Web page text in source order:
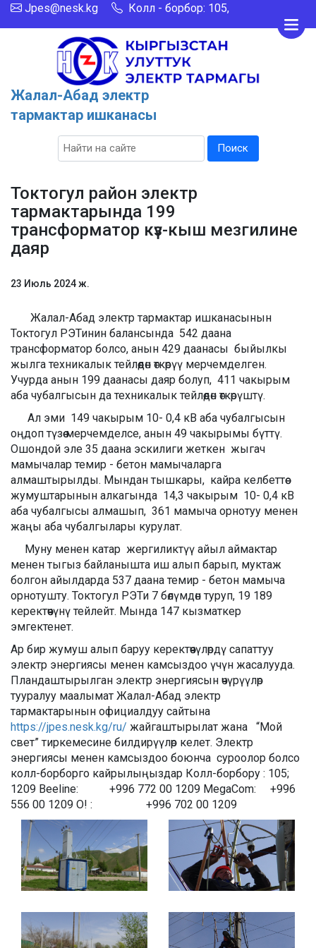
Jpes@nesk.kg Колл - борбор: 105,
Жалал-Абад электр
тармактар ишканасы
Поиск
Токтогул район электр
тармактарында 199
трансформатор күз-кыш мезгилине
даяр
23 Июль 2024 ж.
Жалал-Абад электр тармактар ишканасынын
Токтогул РЭТинин балансында 542 даана
трансформатор болсо, анын 429 даанасы быйылкы
жылга техникалык тейлөөдөн өткөрүү мерчемделген.
Учурда анын 199 даанасы даяр болуп, 411 чакырым
аба чубалгысын да техникалык тейлөөдөн өткөрүштү.
Ал эми 149 чакырым 10- 0,4 кВ аба чубалгысын
оңдоп түзөө мерчемделсе, анын 49 чакырымы бүттү.
Ошондой эле 35 даана эскилиги жеткен жыгач
мамычалар темир - бетон мамычаларга
алмаштырылды. Мындан тышкары, кайра келбеттөө
жумуштарынын алкагында 14,3 чакырым 10- 0,4 кВ
аба чубалгысы алмашып, 361 мамыча орнотуу менен
жаңы аба чубалгылары курулат.
Муну менен катар жергиликтүү айыл аймактар
менен тыгыз байланышта иш алып барып, муктаж
болгон айылдарда 537 даана темир - бетон мамыча
орнотушту. Токтогул РЭТи 7 бөлүмдөн туруп, 19 189
керектөөчүнү тейлейт. Мында 147 кызматкер
эмгектенет.
Ар бир жумуш алып баруу керектөөчүлөрдү сапаттуу
электр энергиясы менен камсыздоо үчүн жасалууда.
Пландаштырылган электр энергиясын өчүрүүлөр
тууралуу маалымат Жалал-Абад электр
тармактарынын официалдуу сайтына
https://jpes.nesk.kg/ru/ жайгаштырылат жана “Мой
свет” тиркемесине билдирүүлөр келет. Электр
энергиясы менен камсыздоо боюнча суроолор болсо
колл-борборго кайрылыңыздар Колл-борбору : 105;
1209 Beeline: +996 772 00 1209 MegaCom: +996
556 00 1209 O! : +996 702 00 1209